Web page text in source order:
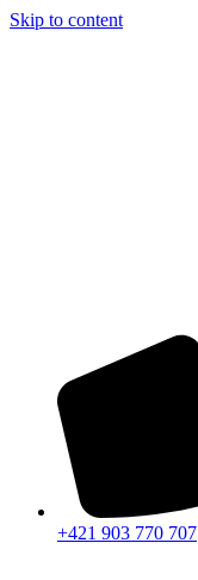
Skip to content
+421 903 770 707